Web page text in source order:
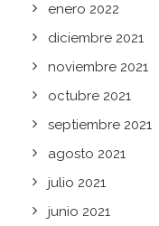
enero 2022
diciembre 2021
noviembre 2021
octubre 2021
septiembre 2021
agosto 2021
julio 2021
junio 2021